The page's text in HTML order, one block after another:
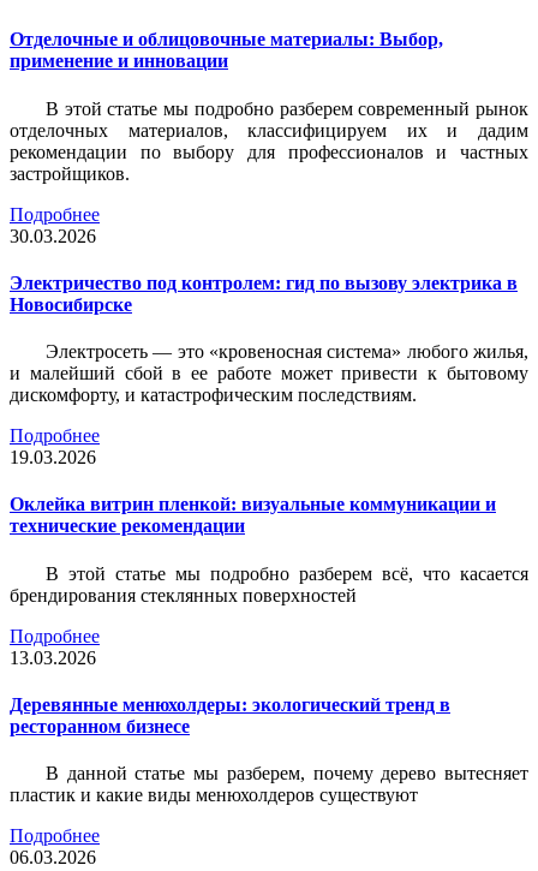
Отделочные и облицовочные материалы: Выбор,
применение и инновации
В этой статье мы подробно разберем современный рынок
отделочных материалов, классифицируем их и дадим
рекомендации по выбору для профессионалов и частных
застройщиков.
Подробнее
30.03.2026
Электричество под контролем: гид по вызову электрика в
Новосибирске
Электросеть — это «кровеносная система» любого жилья,
и малейший сбой в ее работе может привести к бытовому
дискомфорту, и катастрофическим последствиям.
Подробнее
19.03.2026
Оклейка витрин пленкой: визуальные коммуникации и
технические рекомендации
В этой статье мы подробно разберем всё, что касается
брендирования стеклянных поверхностей
Подробнее
13.03.2026
Деревянные менюхолдеры: экологический тренд в
ресторанном бизнесе
В данной статье мы разберем, почему дерево вытесняет
пластик и какие виды менюхолдеров существуют
Подробнее
06.03.2026